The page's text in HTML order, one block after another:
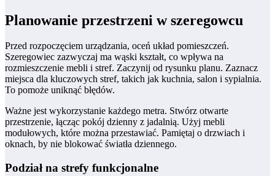
Planowanie przestrzeni w szeregowcu
Przed rozpoczęciem urządzania, oceń układ pomieszczeń.
Szeregowiec zazwyczaj ma wąski kształt, co wpływa na
rozmieszczenie mebli i stref. Zaczynij od rysunku planu. Zaznacz
miejsca dla kluczowych stref, takich jak kuchnia, salon i sypialnia.
To pomoże uniknąć błędów.
Ważne jest wykorzystanie każdego metra. Stwórz otwarte
przestrzenie, łącząc pokój dzienny z jadalnią. Użyj mebli
modułowych, które można przestawiać. Pamiętaj o drzwiach i
oknach, by nie blokować światła dziennego.
Podział na strefy funkcjonalne